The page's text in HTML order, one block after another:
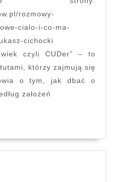
Wywiad
rozmowy-
cialo-i-co-ma-
cichocki
czyli CUDer” – to
którzy zajmują się
o tym, jak dbać o
założeń